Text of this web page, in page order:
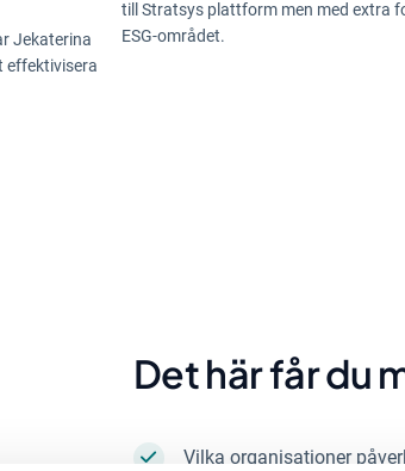
Jekaterina
effektivisera
till Stratsys plattform men med extra
ESG-området.
Det här får du
Vilka organisationer